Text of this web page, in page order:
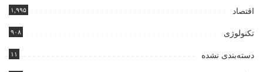
اقتصاد ۱,۹۹۵
تکنولوژی ۹۰۸
دسته‌بندی نشده ۱۱